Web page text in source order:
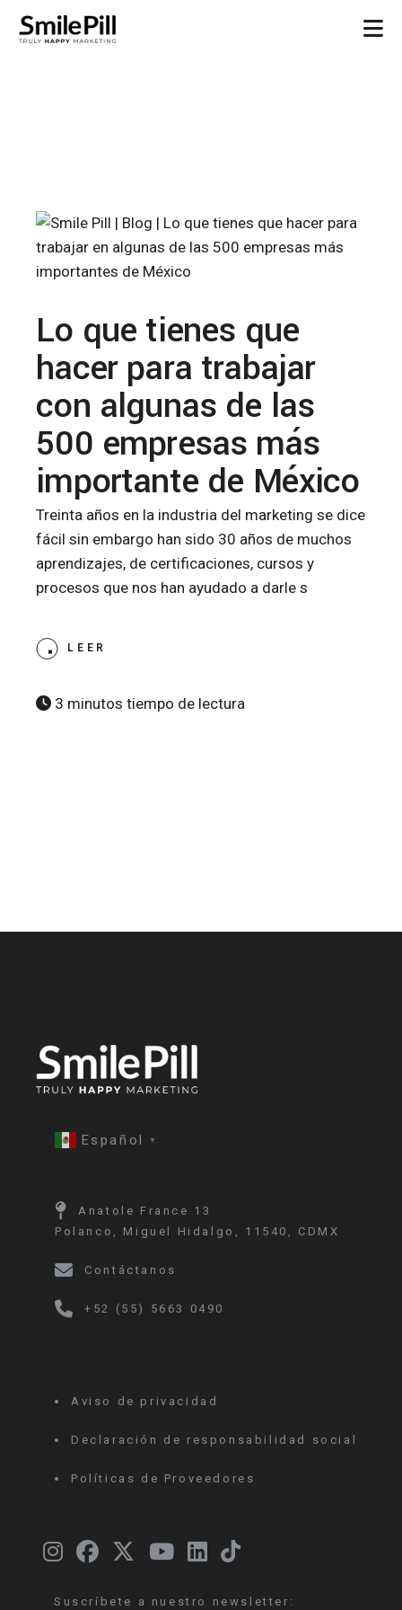
Lo que tienes que
hacer para trabajar
con algunas de las
500 empresas más
importante de México
Treinta años en la industria del marketing se dice
fácil sin embargo han sido 30 años de muchos
aprendizajes, de certificaciones, cursos y
procesos que nos han ayudado a darle s
LEER
3 minutos tiempo de lectura
Español ▼
Anatole France 13
Polanco, Miguel Hidalgo, 11540, CDMX
Contáctanos
+52 (55) 5663 0490
Aviso de privacidad
Declaración de responsabilidad social
Políticas de Proveedores
Suscríbete a nuestro newsletter: